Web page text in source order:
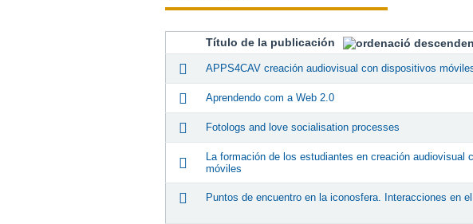
Título de la publicación
APPS4CAV creación audiovisual con dispositivos
Aprendendo com a Web 2.0
Fotologs and love socialisation processes
La formación de los estudiantes en creación audiovisual
móviles
Puntos de encuentro en la iconosfera. Interacciones en